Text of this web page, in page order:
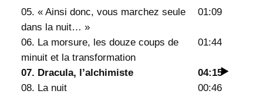
c
u
l
a
05. « Ainsi donc, vous marchez seule
dans la nuit… »
01:09
06. La morsure, les douze coups de
minuit et la transformation
01:44
07. Dracula, l’alchimiste
04:15
08. La nuit
00:46